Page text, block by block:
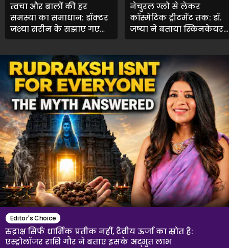
त्वचा और बालों की हर
समस्या का समाधान: डॉक्टर
जुश्या सरीन के सुझाए गए
खास ट्रीटमेंट्स
नेचुरल ग्लो से लेकर
कॉस्मेटिक ट्रीटमेंट तक: डॉ.
जुष्या ने बताया स्किनकेयर
और सेल्फ-केयर का असली
Editor's Choice
रुद्राक्ष सिर्फ धार्मिक प्रतीक नहीं, दैवीय ऊर्जा का स्रोत है:
एस्ट्रोलॉजर राशि गौर ने बताए इसके अद्भुत लाभ